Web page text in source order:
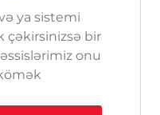
ya sistemi
çəkirsinizsə bir
onu